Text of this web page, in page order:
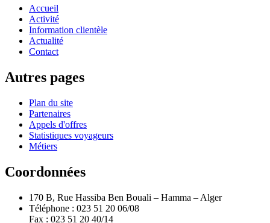
Accueil
Activité
Information clientèle
Actualité
Contact
Autres pages
Plan du site
Partenaires
Appels d'offres
Statistiques voyageurs
Métiers
Coordonnées
170 B, Rue Hassiba Ben Bouali – Hamma – Alger
Téléphone : 023 51 20 06/08
Fax : 023 51 20 40/14